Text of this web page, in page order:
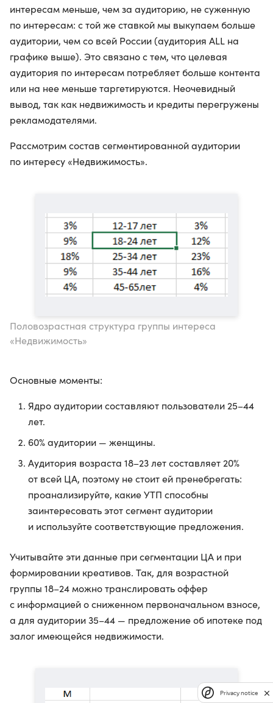
интересам меньше, чем за аудиторию, не суженную
по интересам: с той же ставкой мы выкупаем больше
аудитории, чем со всей России (аудитория ALL на
графике выше). Это связано с тем, что целевая
аудитория по интересам потребляет больше контента
или на нее меньше таргетируются. Неочевидный
вывод, так как недвижимость и кредиты перегружены
рекламодателями.
Рассмотрим состав сегментированной аудитории
по интересу «Недвижимость».
Половозрастная структура группы интереса
«Недвижимость»
Основные моменты:
Ядро аудитории составляют пользователи 25–44
лет.
60% аудитории — женщины.
Аудитория возраста 18–23 лет составляет 20%
от всей ЦА, поэтому не стоит ей пренебрегать:
проанализируйте, какие УТП способны
заинтересовать этот сегмент аудитории
и используйте соответствующие предложения.
Учитывайте эти данные при сегментации ЦА и при
формировании креативов. Так, для возрастной
группы 18–24 можно транслировать оффер
с информацией о сниженном первоначальном взносе,
а для аудитории 35–44 — предложение об ипотеке под
залог имеющейся недвижимости.
Privacy notice